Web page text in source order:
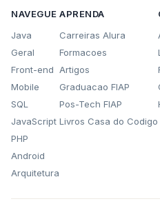
NAVEGUE
Java
Geral
Front-end
Mobile
SQL
JavaScript
PHP
Android
Arquitetura
APRENDA
Carreiras Alura
Formacoes
Artigos
Graduacao FIAP
Pos-Tech FIAP
Livros Casa do Codigo